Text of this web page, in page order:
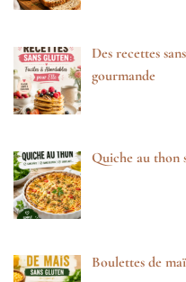
Des recettes
gourmande
Quiche au thon
Boulettes de